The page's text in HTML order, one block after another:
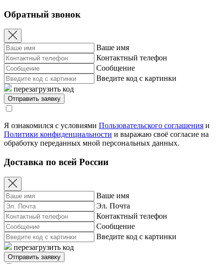
Обратный звонок
Ваше имя
Контактный телефон
Сообщение
Введите код с картинки
перезагрузить код
Я ознакомился с условиями Пользовательского соглашения и
Политики конфиденциальности и выражаю своё согласие на
обработку переданных мной персональных данных.
Доставка по всей России
Ваше имя
Эл. Почта
Контактный телефон
Сообщение
Введите код с картинки
перезагрузить код